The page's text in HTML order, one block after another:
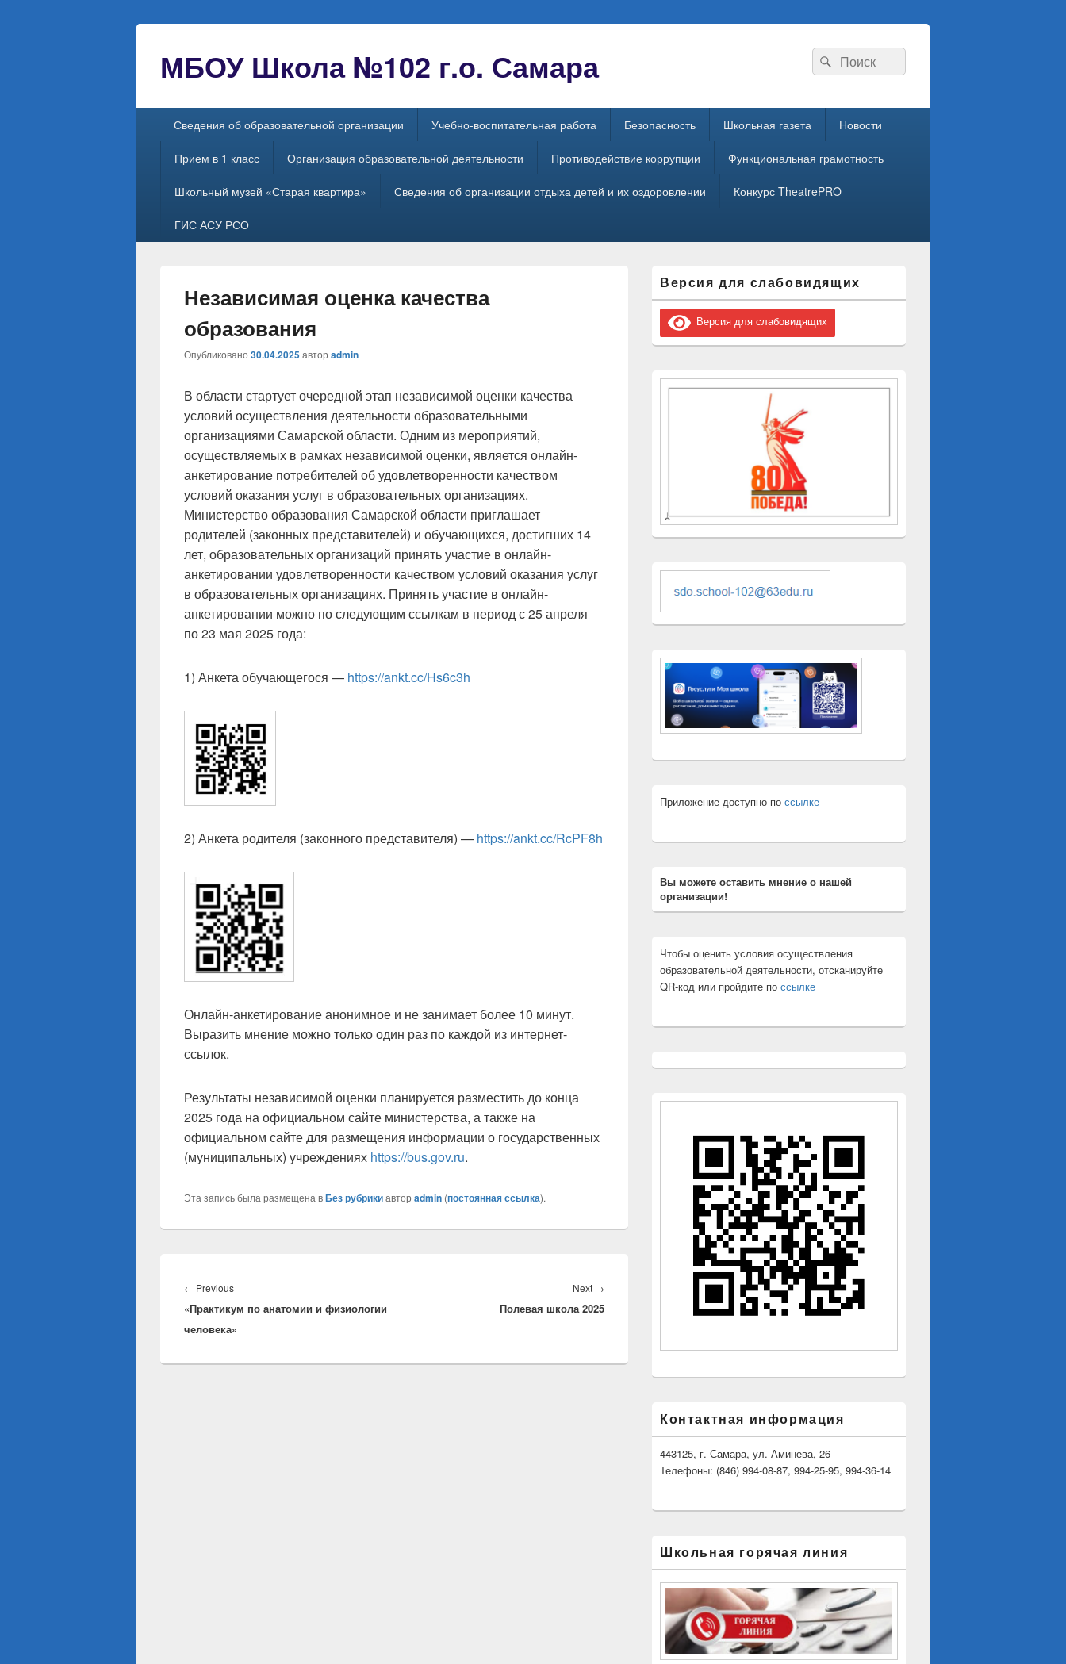
МБОУ Школа №102 г.о. Самара
Search
for:
Search
Сведения об образовательной организации Учебно-воспитательная работа Безопасность Школьная газета Новости
Прием в 1 класс Организация образовательной деятельности Противодействие коррупции Функциональная грамотность
Школьный музей «Старая квартира» Сведения об организации отдыха детей и их оздоровлении Конкурс TheatrePRO
ГИС АСУ РСО
Независимая оценка качества
образования
Опубликовано 30.04.2025автор admin
В области стартует очередной этап независимой оценки качества
условий осуществления деятельности образовательными
организациями Самарской области. Одним из мероприятий,
осуществляемых в рамках независимой оценки, является онлайн-
анкетирование потребителей об удовлетворенности качеством
условий оказания услуг в образовательных организациях.
Министерство образования Самарской области приглашает
родителей (законных представителей) и обучающихся, достигших 14
лет, образовательных организаций принять участие в онлайн-
анкетировании удовлетворенности качеством условий оказания услуг
в образовательных организациях. Принять участие в онлайн-
анкетировании можно по следующим ссылкам в период с 25 апреля
по 23 мая 2025 года:
1) Анкета обучающегося — https://ankt.cc/Hs6c3h
2) Анкета родителя (законного представителя) — https://ankt.cc/RcPF8h
Онлайн-анкетирование анонимное и не занимает более 10 минут.
Выразить мнение можно только один раз по каждой из интернет-
ссылок.
Результаты независимой оценки планируется разместить до конца
2025 года на официальном сайте министерства, а также на
официальном сайте для размещения информации о государственных
(муниципальных) учреждениях https://bus.gov.ru.
Эта запись была размещена вБез рубрикиавтор admin (постоянная ссылка).
по
записям
← PreviousPrevious
post:
«Практикум по анатомии и физиологии
человека»
Next →
post:
Полевая школа 2025
основной
боковой
панели
Версия для слабовидящих
Версия для слабовидящих
Приложение доступно по ссылке
Вы можете оставить мнение о нашей
организации!
Чтобы оценить условия осуществления
образовательной деятельности, отсканируйте
QR-код или пройдите по ссылке
Контактная информация
443125, г. Самара, ул. Аминева, 26
Телефоны: (846) 994-08-87, 994-25-95, 994-36-14
Школьная горячая линия